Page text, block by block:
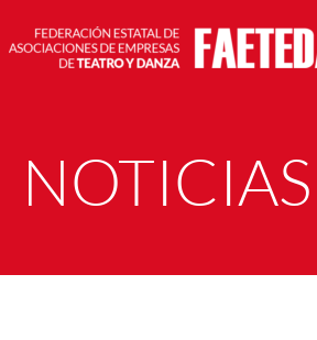
NOTICIAS